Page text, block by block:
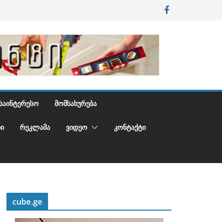
ᲛᲝᲛᲡᲐᲮᲣᲠᲔᲑᲐ
ᲠᲔᲙᲚᲐᲛᲐ ᲕᲘᲓᲔᲝ ᲙᲝᲜᲢᲐᲥᲢᲘ
cube.ge